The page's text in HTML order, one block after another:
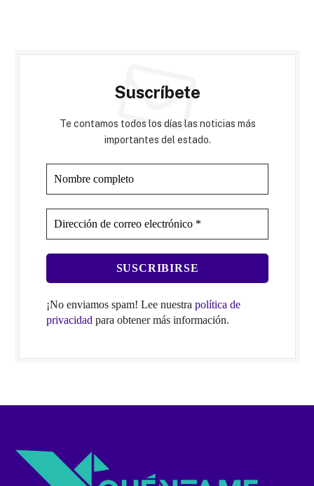
Suscríbete
Te contamos todos los días las noticias más
importantes del estado.
¡No enviamos spam! Lee nuestra política de
privacidad para obtener más información.